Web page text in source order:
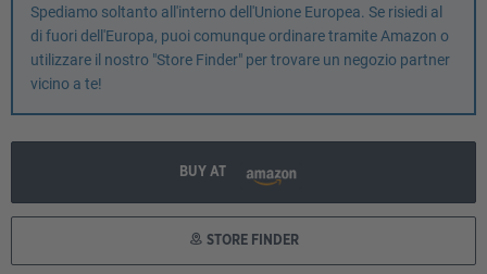
Spediamo soltanto all'interno dell'Unione Europea. Se risiedi al
di fuori dell'Europa, puoi comunque ordinare tramite Amazon o
utilizzare il nostro "Store Finder" per trovare un negozio partner
vicino a te!
BUY AT
STORE FINDER